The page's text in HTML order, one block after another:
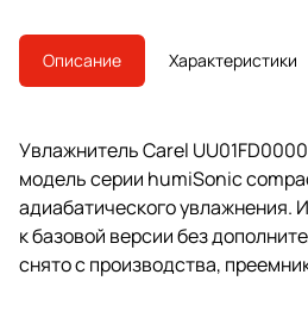
платы, преемник — UU01FD0001.
Описание Характеристики
Увлажнитель Carel
модель серии humiSonic
адиабатического увлажнения.
к базовой версии без
снято с производства,